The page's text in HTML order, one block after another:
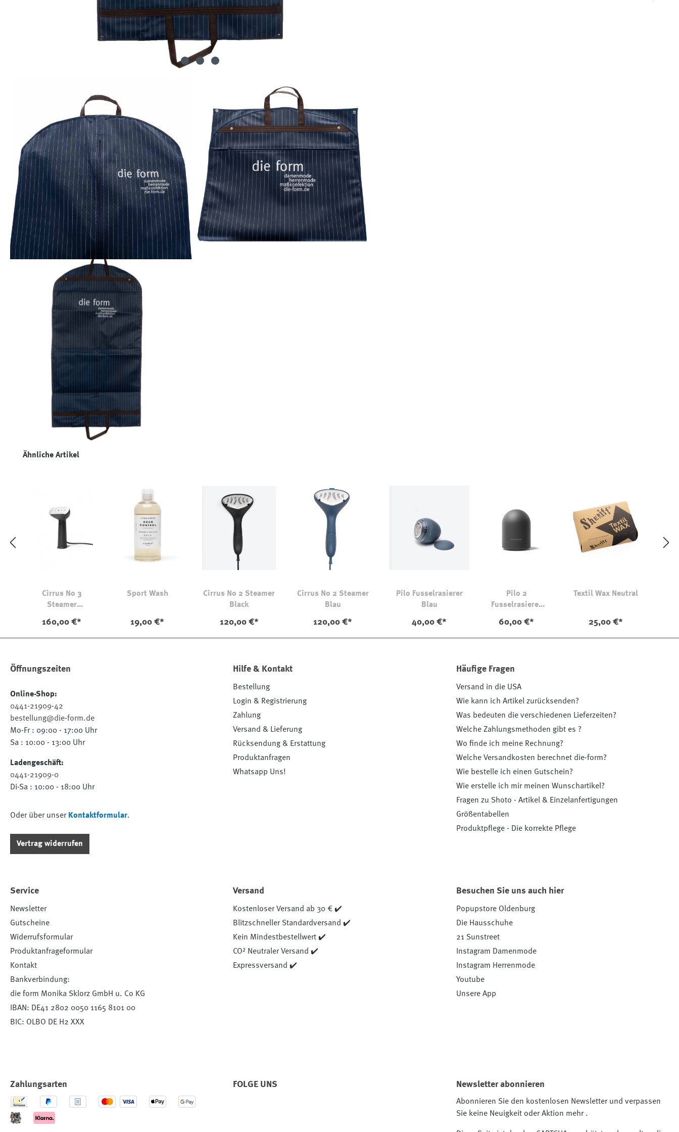
Produktgalerie überspringen
Ähnliche Artikel
Cirrus No 3
Steamer
160,00 €*
Sport Wash
19,00 €*
Cirrus No 2 Steamer
Black
120,00 €*
Cirrus No 2 Steamer
Blau
120,00 €*
Pilo Fusselrasierer
Blau
40,00 €*
Pilo 2
Fusselrasierer
60,00 €*
Textil Wax Neutral
25,00 €*
Öffnungszeiten
Online-Shop:
0441-21909-42
bestellung@die-form.de
Mo-Fr : 09:00 - 17:00 Uhr
Sa : 10:00 - 13:00 Uhr
Ladengeschäft:
0441-21909-0
Di-Sa : 10:00 - 18:00 Uhr
Oder über unser Kontaktformular.
Vertrag widerrufen
Hilfe & Kontakt
Bestellung
Login & Registrierung
Zahlung
Versand & Lieferung
Rücksendung & Erstattung
Produktanfragen
Whatsapp Uns!
Häufige Fragen
Versand in die USA
Wie kann ich Artikel zurücksenden?
Was bedeuten die verschiedenen Lieferzeiten?
Welche Zahlungsmethoden gibt es ?
Wo finde ich meine Rechnung?
Welche Versandkosten berechnet die-form?
Wie bestelle ich einen Gutschein?
Wie erstelle ich mir meinen Wunschartikel?
Fragen zu Shoto - Artikel & Einzelanfertigungen
Größentabellen
Produktpflege - Die korrekte Pflege
Service
Newsletter
Gutscheine
Widerrufsformular
Produktanfrageformular
Kontakt
Bankverbindung:
die form Monika Sklorz GmbH u. Co KG
IBAN: DE41 2802 0050 1165 8101 00
BIC: OLBO DE H2 XXX
Versand
Kostenloser Versand ab 30 € ✔️
Blitzschneller Standardversand ✔️
Kein Mindestbestellwert ✔️
CO² Neutraler Versand ✔️
Expressversand ✔️
Besuchen Sie uns auch hier
Popupstore Oldenburg
Die Hausschuhe
21 Sunstreet
Instagram Damenmode
Instagram Herrenmode
Youtube
Unsere App
Zahlungsarten FOLGE UNS Newsletter abonnieren
Abonnieren Sie den kostenlosen Newsletter und verpassen
Sie keine Neuigkeit oder Aktion mehr .